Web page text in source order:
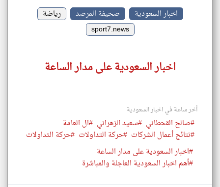
اخبار السعودية صحيفة المرصد
رياضة
sport7.news
اخبار السعودية على مدار الساعة
أخر ساعة في اخبار السعودية
#صالح القحطاني #سعيد الزهراني #ال العامة
#نتائج أعمال الشركات #حركة التداولات #حركة التداولات
#اخبار السعودية على مدار الساعة
#أهم اخبار السعودية العاجلة والمباشرة